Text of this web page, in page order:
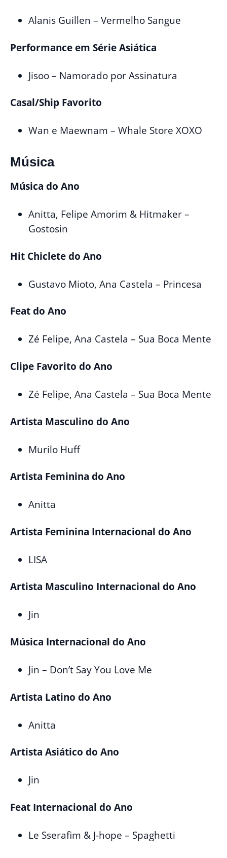
Alanis Guillen – Vermelho Sangue
Performance em Série Asiática
Jisoo – Namorado por Assinatura
Casal/Ship Favorito
Wan e Maewnam – Whale Store XOXO
Música
Música do Ano
Anitta, Felipe Amorim & Hitmaker –
Gostosin
Hit Chiclete do Ano
Gustavo Mioto, Ana Castela – Princesa
Feat do Ano
Zé Felipe, Ana Castela – Sua Boca Mente
Clipe Favorito do Ano
Zé Felipe, Ana Castela – Sua Boca Mente
Artista Masculino do Ano
Murilo Huff
Artista Feminina do Ano
Anitta
Artista Feminina Internacional do Ano
LISA
Artista Masculino Internacional do Ano
Jin
Música Internacional do Ano
Jin – Don’t Say You Love Me
Artista Latino do Ano
Anitta
Artista Asiático do Ano
Jin
Feat Internacional do Ano
Le Sserafim & J-hope – Spaghetti